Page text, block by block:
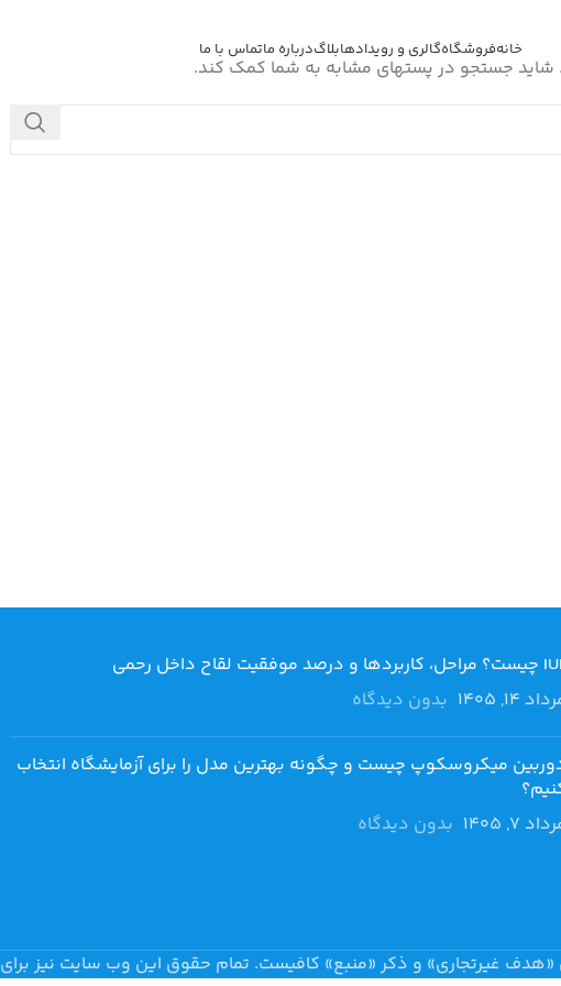
خانهفروشگاهگالری و رویدادهابلاگدرباره ماتماس با ما
شاید جستجو در پستهای مشابه به شما کمک کند.
14, 1405
بدون دیدگاه
میکروسکوپ چیست و چگونه بهترین مدل را برای آزمایشگاه انتخاب
7, 1405
بدون دیدگاه
«هدف غیرتجاری» و ذکر «منبع» کافیست. تمام حقوق اين وب سايت نیز برای